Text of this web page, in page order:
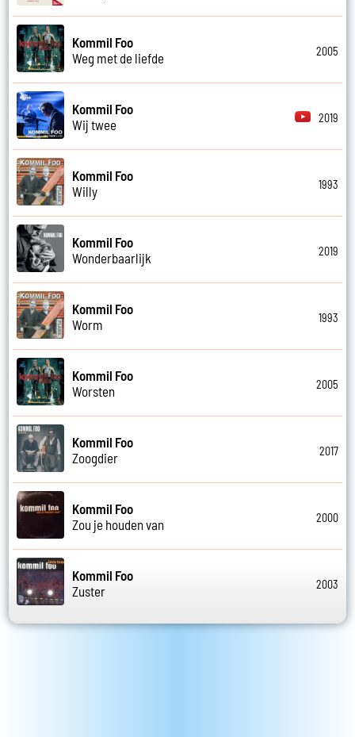
Kommil Foo
Weg met de liefde
2005
Kommil Foo
Wij twee
2019
Kommil Foo
Willy
1993
Kommil Foo
Wonderbaarlijk
2019
Kommil Foo
Worm
1993
Kommil Foo
Worsten
2005
Kommil Foo
Zoogdier
2017
Kommil Foo
Zou je houden van
2000
Kommil Foo
Zuster
2003